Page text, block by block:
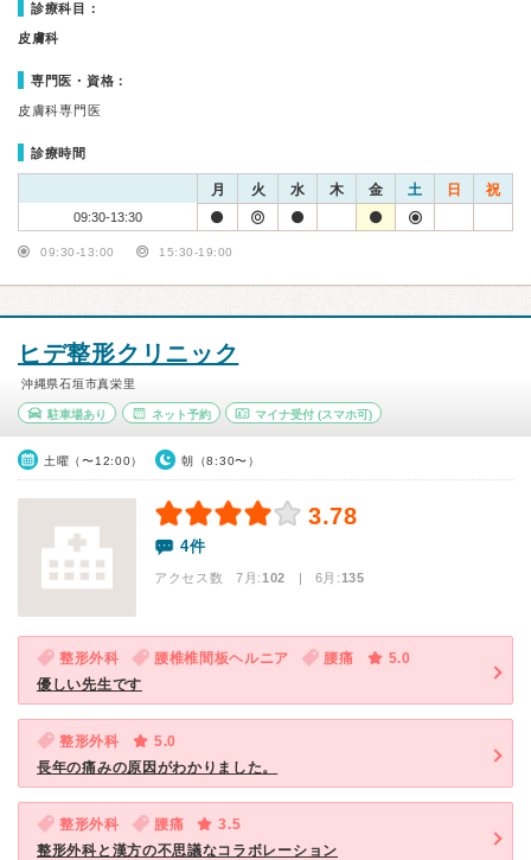
診療科目：
皮膚科
専門医・資格：
皮膚科専門医
診療時間
月 火 水 木 金 土 日 祝
09:30-13:30
09:30-13:00 15:30-19:00
ヒデ整形クリニック
沖縄県石垣市真栄里
駐車場あり ネット予約 マイナ受付 (スマホ可)
土曜（〜12:00） 朝（8:30〜）
3.78
4件
アクセス数 7月:102 | 6月:135
整形外科 腰椎椎間板ヘルニア 腰痛
5.0
優しい先生です
整形外科
5.0
長年の痛みの原因がわかりました。
整形外科 腰痛
3.5
整形外科と漢方の不思議なコラボレーション